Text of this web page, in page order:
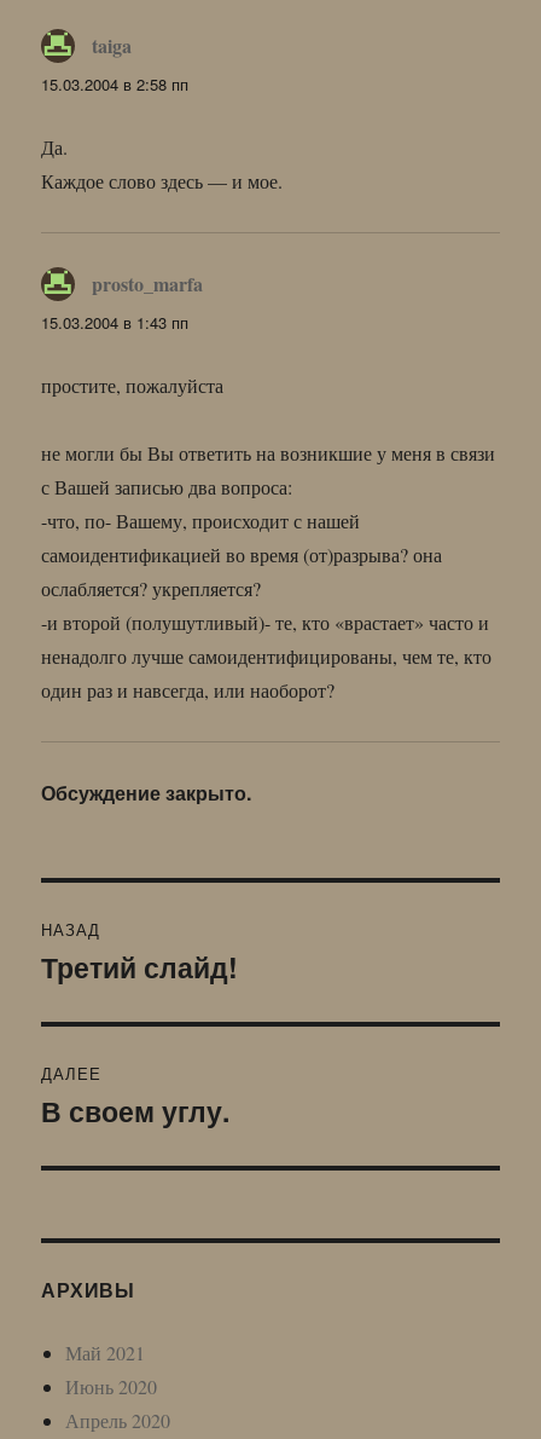
taiga
15.03.2004 в 2:58 пп
Да.
Каждое слово здесь — и мое.
prosto_marfa
15.03.2004 в 1:43 пп
простите, пожалуйста
не могли бы Вы ответить на возникшие у меня в связи
с Вашей записью два вопроса:
-что, по- Вашему, происходит с нашей
самоидентификацией во время (от)разрыва? она
ослабляется? укрепляется?
-и второй (полушутливый)- те, кто «врастает» часто и
ненадолго лучше самоидентифицированы, чем те, кто
один раз и навсегда, или наоборот?
Обсуждение закрыто.
по
НАЗАД
Предыдущая
Третий слайд!
ДАЛЕЕ
Следующая
В своем углу.
АРХИВЫ
Май 2021
Июнь 2020
Апрель 2020